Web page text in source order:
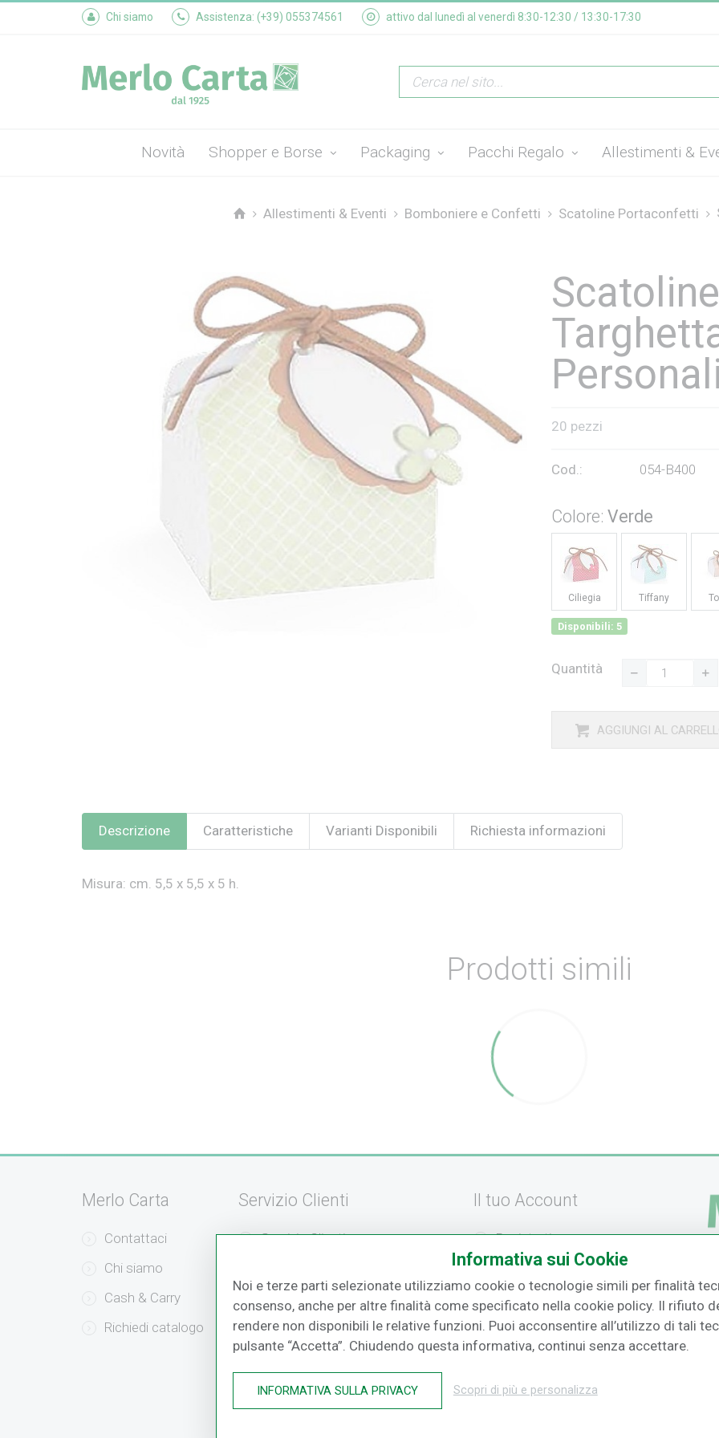
Chi siamo Assistenza: (+39) 055374561 attivo dal lunedì al venerdì 8:30-12:30 / 13:30-17:30
Novità Shopper e Borse Packaging Pacchi Regalo Allestimenti &
Allestimenti & Eventi Bomboniere e Confetti Scatoline Portaconfetti
20 pezzi
Cod.: 054-B400
Colore: Verde
Ciliegia Tiffany
Disponibili: 5
Quantità
AGGIUNGI AL
Descrizione Caratteristiche Varianti Disponibili Richiesta informazioni
Misura: cm. 5,5 x 5,5 x 5 h.
Prodotti simili
Merlo Carta
Contattaci
Chi siamo
Cash & Carry
Richiedi catalogo
Servizio Clienti
Servizio Clienti
Modalità di Spedizione
Resi e Recessi
Il tuo Account
Registrati
Recupera la Password
Effettua un Reso
o
Informativa sui Cookie
Noi e terze parti selezionate utilizziamo cookie o tecnologie simili per finalità
consenso, anche per altre finalità come specificato nella cookie policy. Il rifiuto
rendere non disponibili le relative funzioni. Puoi acconsentire all’utilizzo di tali
pulsante “Accetta”. Chiudendo questa informativa, continui senza accettare.
INFORMATIVA SULLA PRIVACY Scopri di più e personalizza